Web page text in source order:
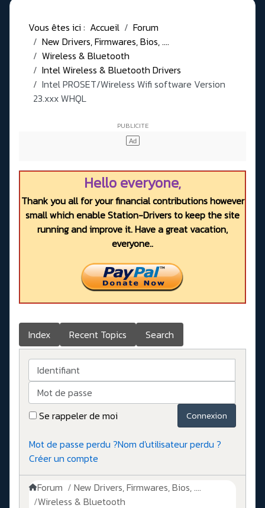
Vous êtes ici : Accueil
Forum
New Drivers, Firmwares, Bios, ....
Wireless & Bluetooth
Intel Wireless & Bluetooth Drivers
Intel PROSET/Wireless Wifi software Version
23.xxx WHQL
Hello everyone,
Thank you all for your financial contributions however
small which enable Station-Drivers to keep the site
running and improve it. Have a great vacation,
everyone..
Index Recent Topics Search
Identifiant
Mot de passe
Se rappeler de moi
Connexion
Mot de passe perdu ?Nom d'utilisateur perdu ?
Créer un compte
Forum
New Drivers, Firmwares, Bios, ....
Wireless & Bluetooth